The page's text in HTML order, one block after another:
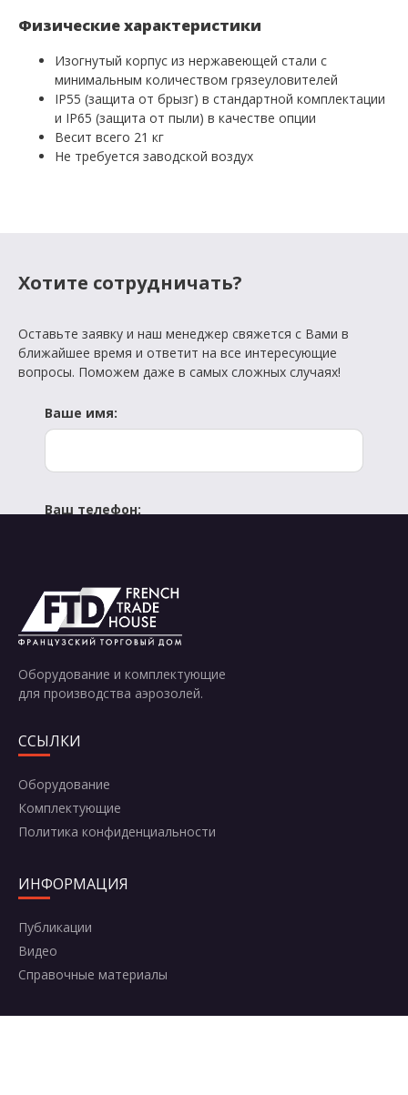
Физические характеристики
Изогнутый корпус из нержавеющей стали с
минимальным количеством грязеуловителей
IP55 (защита от брызг) в стандартной комплектации
и IP65 (защита от пыли) в качестве опции
Весит всего 21 кг
Не требуется заводской воздух
Хотите сотрудничать?
Оставьте заявку и наш менеджер свяжется с Вами в
ближайшее время и ответит на все интересующие
вопросы. Поможем даже в самых сложных случаях!
Ваше имя:
Ваш телефон:
Отправить
Оборудование и комплектующие
для производства аэрозолей.
ССЫЛКИ
Оборудование
Комплектующие
Политика конфиденциальности
ИНФОРМАЦИЯ
Публикации
Видео
Справочные материалы